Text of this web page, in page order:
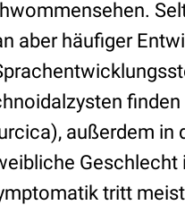
aber häufiger
außerdem in
tritt